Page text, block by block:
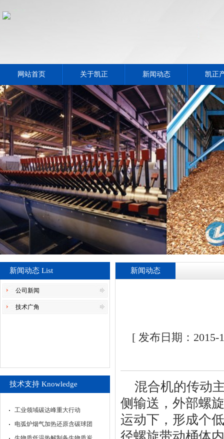
网站首页 关于凯正 新闻动态 凯正
新闻动态 List
公司新闻
技术广角
技术支持 Knowledge
工业领域碳达峰重大行动
电弧炉烟气加热还原含碳球团
新闻动态
[ 发布日期：2015-
混合机的传动
侧输送，外部螺
运动下，形成个